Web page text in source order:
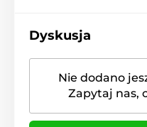
Dyskusja
Nie dodano
Zapytaj nas,